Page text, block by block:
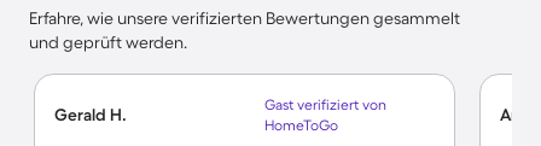
Erfahre, wie unsere verifizierten Bewertungen gesammelt
und geprüft werden.
Gerald H.
Gast verifiziert von
HomeToGo